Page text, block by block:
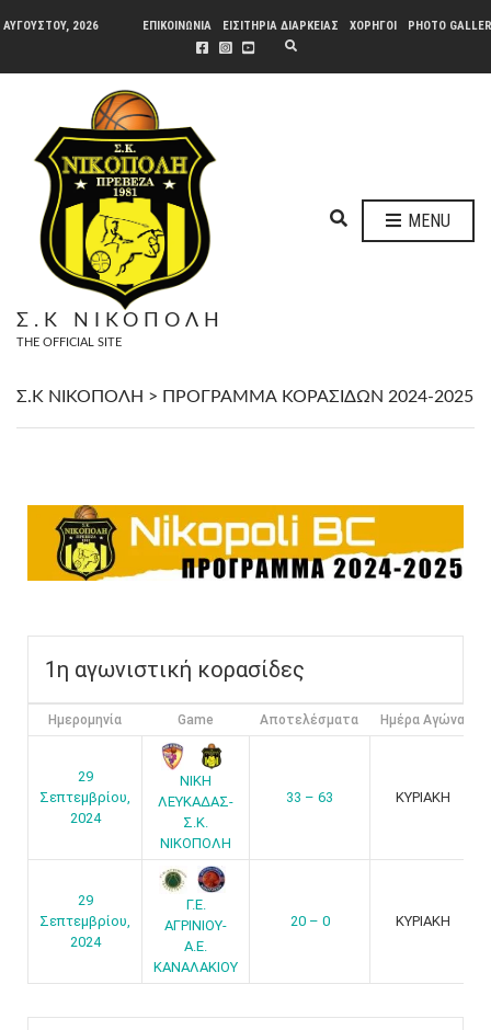
ΑΥΓΟΎΣΤΟΥ, 2026 ΕΠΙΚΟΙΝΩΝΙΑ ΕΙΣΙΤΗΡΙΑ ΔΙΑΡΚΕΙΑΣ ΧΟΡΗΓΟΙ
PHOTO
P
Σ.Κ ΝΙΚΟΠΟΛΗ
THE OFFICIAL SITE
A
O
R
M
MENU
Σ.Κ ΝΙΚΟΠΟΛΗ > ΠΡΟΓΡΑΜΜΑ ΚΟΡΑΣΙΔΩΝ 2024-2025
1η αγωνιστική κορασίδες
Ημερομηνία Game Αποτελέσματα Ημέρα Αγώνα
29
Σεπτεμβρίου,
2024
ΝΙΚΗ
ΛΕΥΚΑΔΑΣ-
Σ.Κ.
ΝΙΚΟΠΟΛΗ
33 – 63 ΚΥΡΙΑΚΗ
29
Σεπτεμβρίου,
2024
Γ.Ε.
ΑΓΡΙΝΙΟΥ-
Α.Ε.
ΚΑΝΑΛΑΚΙΟΥ
20 – 0 ΚΥΡΙΑΚΗ